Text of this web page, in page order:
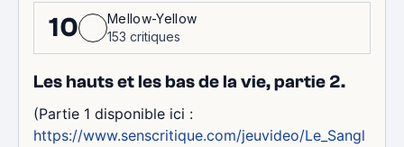
10
Mellow-Yellow
153 critiques
Les hauts et les bas de la vie, partie 2.
(Partie 1 disponible ici :
https://www.senscritique.com/jeuvideo/Le_Sangl